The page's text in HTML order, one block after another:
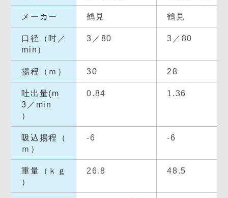
メーカー 鶴見 鶴見
口径（吋／
min）
3／80 3／80
揚程（ｍ） 30 28
吐出量(m
3／min
）
0.84 1.36
吸込揚程（
ｍ）
-6 -6
重量（ｋｇ
）
26.8 48.5